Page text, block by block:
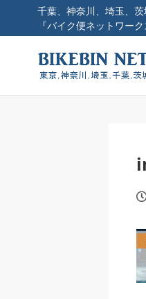
千葉、神奈川、埼玉、
『バイク便ネットワーク